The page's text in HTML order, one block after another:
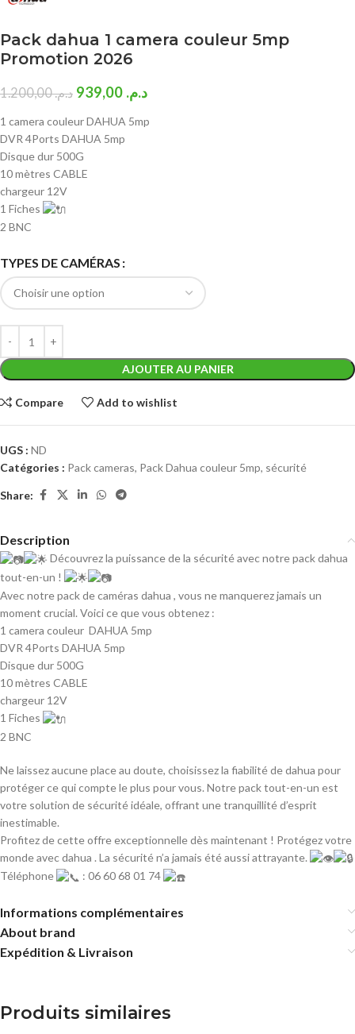
Pack dahua 1 camera couleur 5mp
Promotion 2026
د.م.1.200,00 د.م.
1 camera couleur DAHUA 5mp
DVR 4Ports DAHUA 5mp
Disque dur 500G
10 mètres CABLE
chargeur 12V
1 Fiches
2 BNC
TYPES DE CAMÉRAS
AJOUTER AU PANIER
Compare Add to wishlist
UGS : ND
Catégories : Pack cameras, Pack Dahua couleur 5mp, sécurité
Share:
Description
Découvrez la puissance de la sécurité avec notre pack dahua
tout-en-un !
Avec notre pack de caméras dahua , vous ne manquerez jamais un
moment crucial. Voici ce que vous obtenez :
1 camera couleur DAHUA 5mp
DVR 4Ports DAHUA 5mp
Disque dur 500G
10 mètres CABLE
chargeur 12V
1 Fiches
2 BNC
Ne laissez aucune place au doute, choisissez la fiabilité de dahua pour
protéger ce qui compte le plus pour vous. Notre pack tout-en-un est
votre solution de sécurité idéale, offrant une tranquillité d’esprit
inestimable.
Profitez de cette offre exceptionnelle dès maintenant ! Protégez votre
monde avec dahua . La sécurité n’a jamais été aussi attrayante.
Téléphone
: 06 60 68 01 74
Informations complémentaires
About brand
Expédition & Livraison
Produits similaires